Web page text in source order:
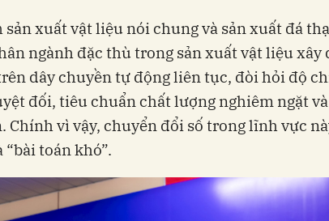
sản xuất vật liệu nói chung và sản xuất đá
ngành đặc thù trong sản xuất vật liệu xây
dây chuyền tự động liên tục, đòi hỏi độ
đối, tiêu chuẩn chất lượng nghiêm ngặt
Chính vì vậy, chuyển đổi số trong lĩnh vực
“bài toán khó”.